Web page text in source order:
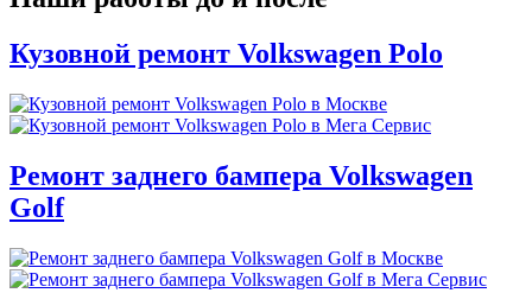
Кузовной ремонт Volkswagen Polo
Ремонт заднего бампера Volkswagen
Golf